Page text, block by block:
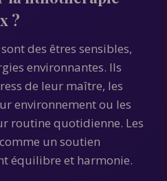
?
des êtres sensibles,
environnantes. Ils
de leur maître, les
environnement ou les
routine quotidienne. Les
un soutien
équilibre et harmonie.